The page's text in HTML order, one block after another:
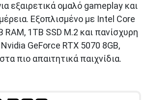
εξαιρετικά ομαλό gameplay και
Εξοπλισμένο με Intel Core
RAM, 1TB SSD M.2 και πανίσχυρη
GeForce RTX 5070 8GB,
πιο απαιτητικά παιχνίδια.